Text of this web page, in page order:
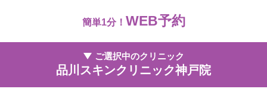
簡単1分！ WEB予約
ご選択中のクリニック
品川スキンクリニック神戸院